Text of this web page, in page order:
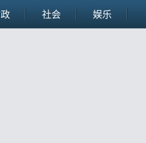
社会 娱乐